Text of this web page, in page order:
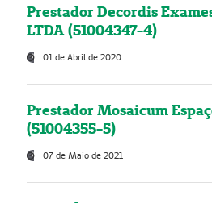
Prestador Decordis
LTDA (51004347-4)
01 de Abril de 2020
Prestador Mosaicum
(51004355-5)
07 de Maio de 2021